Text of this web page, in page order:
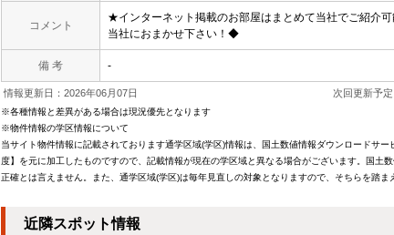
コメント
★インターネット掲載のお部屋はまとめて当社でご紹介
当社におまかせ下さい！◆
備 考 -
情報更新日：2026年06月07日 次回更新予
※各種情報と差異がある場合は現況優先となります
※物件情報の学区情報について
当サイト物件情報に記載されております通学区域(学区)情報は、国土数値情報ダウンロードサ
度】を元に加工したものですので、記載情報が現在の学区域と異なる場合がございます。国土
正確とは言えません。また、通学区域(学区)は毎年見直しの対象となりますので、そちらを踏ま
近隣スポット情報